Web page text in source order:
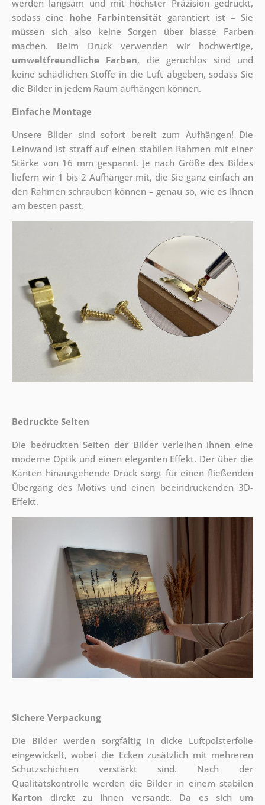
werden langsam und mit höchster Präzision gedruckt,
sodass eine hohe Farbintensität garantiert ist – Sie
müssen sich also keine Sorgen über blasse Farben
machen. Beim Druck verwenden wir hochwertige,
umweltfreundliche Farben, die geruchlos sind und
keine schädlichen Stoffe in die Luft abgeben, sodass Sie
die Bilder in jedem Raum aufhängen können.
Einfache Montage
Unsere Bilder sind sofort bereit zum Aufhängen! Die
Leinwand ist straff auf einen stabilen Rahmen mit einer
Stärke von 16 mm gespannt. Je nach Größe des Bildes
liefern wir 1 bis 2 Aufhänger mit, die Sie ganz einfach an
den Rahmen schrauben können – genau so, wie es Ihnen
am besten passt.
Bedruckte Seiten
Die bedruckten Seiten der Bilder verleihen ihnen eine
moderne Optik und einen eleganten Effekt. Der über die
Kanten hinausgehende Druck sorgt für einen fließenden
Übergang des Motivs und einen beeindruckenden 3D-
Effekt.
Sichere Verpackung
Die Bilder werden sorgfältig in dicke Luftpolsterfolie
eingewickelt, wobei die Ecken zusätzlich mit mehreren
Schutzschichten verstärkt sind. Nach der
Qualitätskontrolle werden die Bilder in einem stabilen
Karton direkt zu Ihnen versandt. Da es sich um